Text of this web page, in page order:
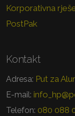
Korporativna
PostPak
Kontakt
Adresa: Put za
E-mail:
Telefon: 080 088